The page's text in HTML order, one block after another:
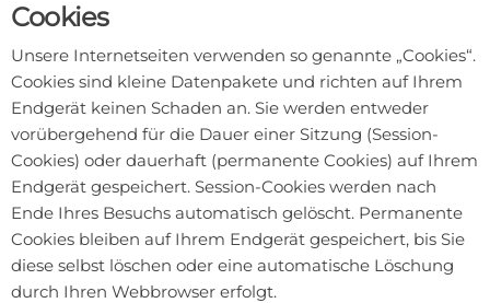
Cookies
Unsere Internetseiten verwenden so genannte „Cookies“.
Cookies sind kleine Datenpakete und richten auf Ihrem
Endgerät keinen Schaden an. Sie werden entweder
vorübergehend für die Dauer einer Sitzung (Session-
Cookies) oder dauerhaft (permanente Cookies) auf Ihrem
Endgerät gespeichert. Session-Cookies werden nach
Ende Ihres Besuchs automatisch gelöscht. Permanente
Cookies bleiben auf Ihrem Endgerät gespeichert, bis Sie
diese selbst löschen oder eine automatische Löschung
durch Ihren Webbrowser erfolgt.